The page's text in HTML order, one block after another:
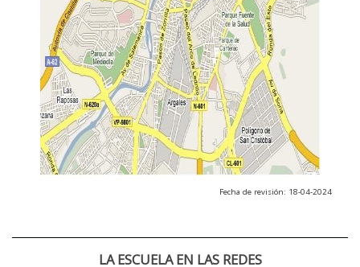
Fecha de revisión: 18-04-2024
LA ESCUELA EN LAS REDES